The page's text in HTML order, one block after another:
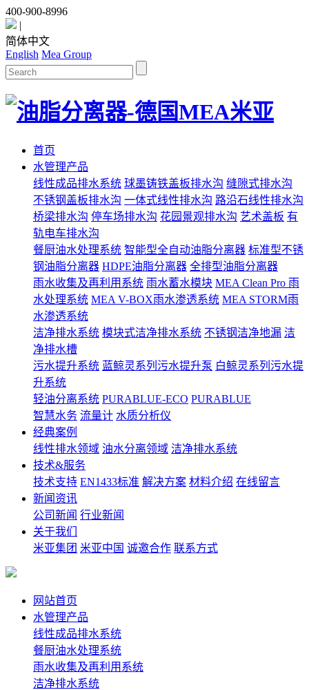
400-900-8996
|
简体中文
English Mea Group
首页
水管理产品
线性成品排水系统 球墨铸铁盖板排水沟 缝隙式排水沟
不锈钢盖板排水沟 一体式线性排水沟 路沿石线性排水沟
桥梁排水沟 停车场排水沟 花园景观排水沟 艺术盖板 有
轨电车排水沟
餐厨油水处理系统 智能型全自动油脂分离器 标准型不锈
钢油脂分离器 HDPE油脂分离器 全排型油脂分离器
雨水收集及再利用系统 雨水蓄水模块 MEA Clean Pro 雨
水处理系统 MEA V-BOX雨水渗透系统 MEA STORM雨
水渗透系统
洁净排水系统 模块式洁净排水系统 不锈钢洁净地漏 洁
净排水槽
污水提升系统 蓝鲸灵系列污水提升泵 白鲸灵系列污水提
升系统
轻油分离系统 PURABLUE-ECO PURABLUE
智慧水务 流量计 水质分析仪
经典案例
线性排水领域 油水分离领域 洁净排水系统
技术&服务
技术支持 EN1433标准 解决方案 材料介绍 在线留言
新闻资讯
公司新闻 行业新闻
关于我们
米亚集团 米亚中国 诚邀合作 联系方式
网站首页
水管理产品
线性成品排水系统
餐厨油水处理系统
雨水收集及再利用系统
洁净排水系统